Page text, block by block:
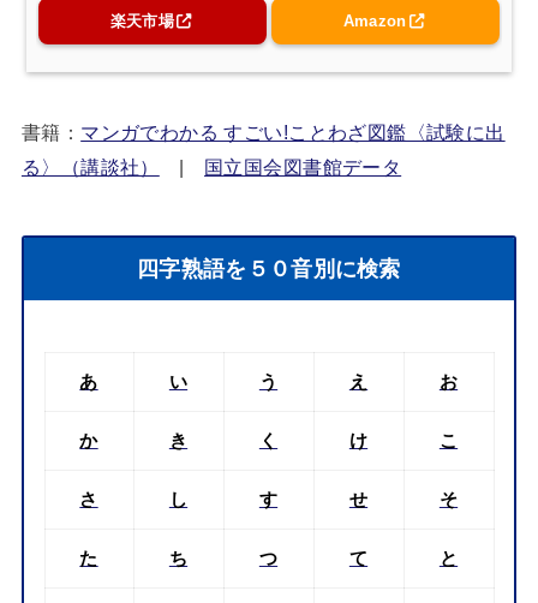
楽天市場 Amazon
書籍： マンガでわかる すごい!ことわざ図鑑〈試験に出
る〉（講談社）
国立国会図書館データ
四字熟語を５０音別に検索
あ い う え お
か き く け こ
さ し す せ そ
た ち つ て と